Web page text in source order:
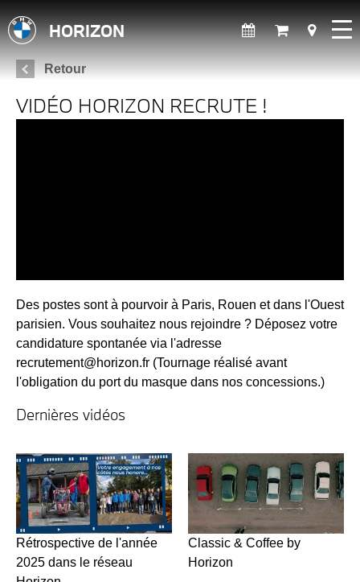
HORIZON
Retour
VIDÉO HORIZON RECRUTE !
Des postes sont à pourvoir à Paris, Rouen et dans l'Ouest
parisien. Vous souhaitez nous rejoindre ? Déposez votre
candidature spontanée via l'adresse
recrutement@horizon.fr (Tournage réalisé avant
l'obligation du port du masque dans nos concessions.)
Dernières vidéos
Rétrospective de l'année
2025 dans le réseau
Classic & Coffee by
Horizon